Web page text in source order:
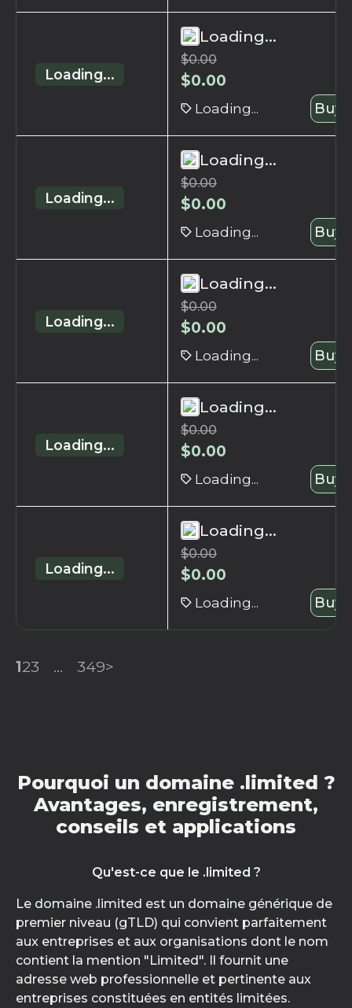
Loading...
Loading...
$0.00
$0.00
Loading... Buy
Loading...
Loading...
$0.00
$0.00
Loading... Buy
Loading...
Loading...
$0.00
$0.00
Loading... Buy
Loading...
Loading...
$0.00
$0.00
Loading... Buy
Loading...
Loading...
$0.00
$0.00
Loading... Buy
123 ... 349>
Pourquoi un domaine .limited ?
Avantages, enregistrement,
conseils et applications
Qu'est-ce que le .limited ?
Le domaine .limited est un domaine générique de
premier niveau (gTLD) qui convient parfaitement
aux entreprises et aux organisations dont le nom
contient la mention "Limited". Il fournit une
adresse web professionnelle et pertinente aux
entreprises constituées en entités limitées.